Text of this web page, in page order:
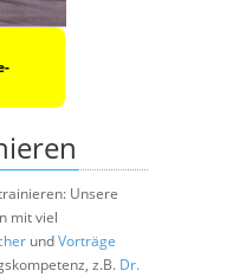
Unsere
mit viel
undVorträge
z.B. Dr.